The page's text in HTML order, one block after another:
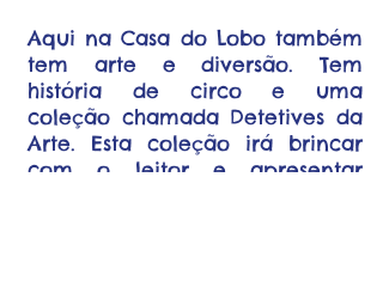
Aqui na Casa do Lobo também
tem arte e diversão. Tem
história de circo e uma
coleção chamada Detetives da
Arte. Esta coleção irá brincar
com o leitor e apresentar